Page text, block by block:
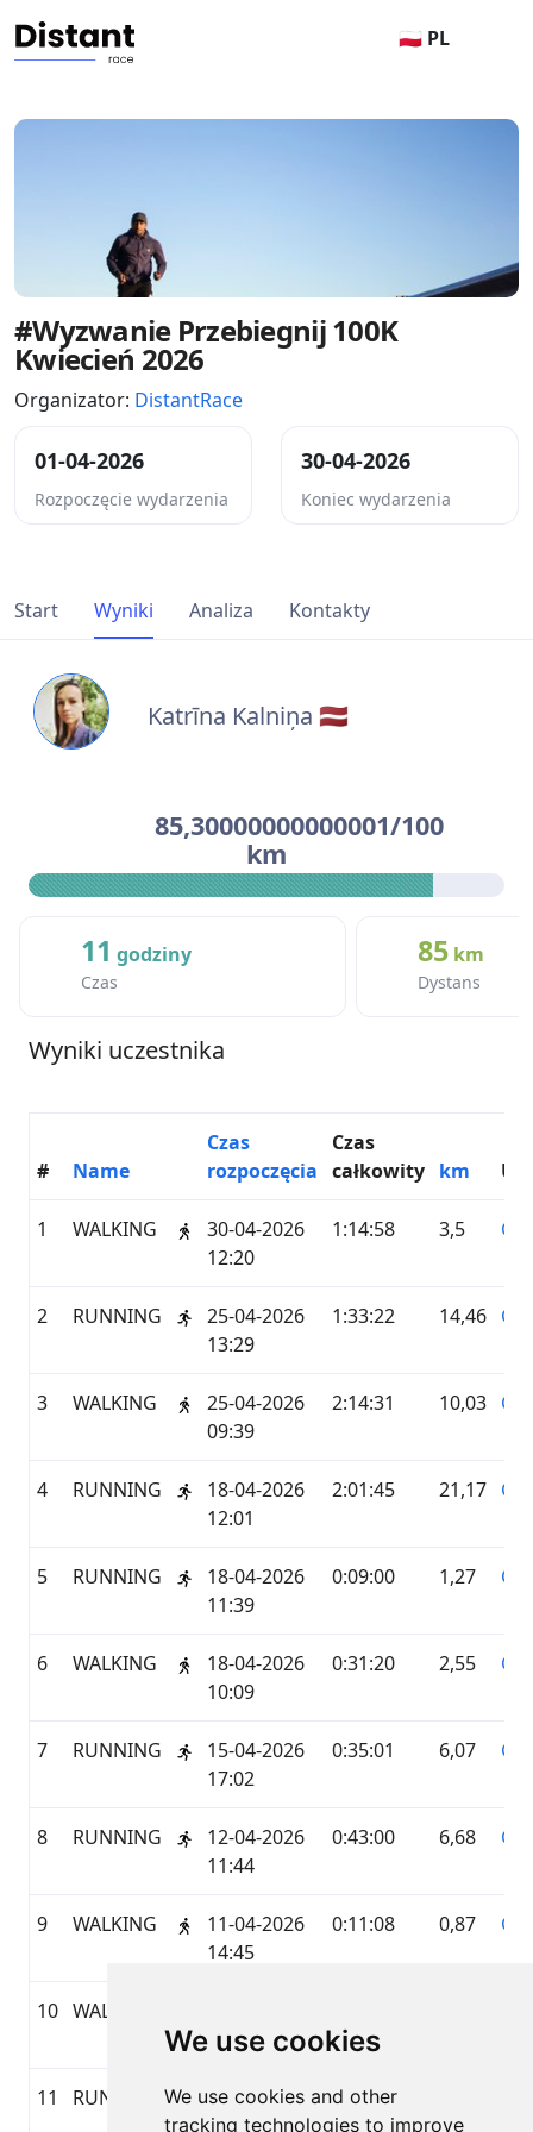
We use cookies
We use cookies and other
tracking technologies to improve
🇵🇱 PL
#Wyzwanie Przebiegnij 100K
Kwiecień 2026
Organizator: DistantRace
01-04-2026
Rozpoczęcie wydarzenia
30-04-2026
Koniec wydarzenia
Start Wyniki Analiza Kontakty
Katrīna Kalniņa 🇱🇻
85,30000000000001/100
km
11 godziny
Czas
85km
Dystans
Wyniki uczestnika
# Name
Czas
rozpoczęcia
Czas
całkowity km
1 WALKING
30-04-2026
12:20
1:14:58 3,5
2 RUNNING
25-04-2026
13:29
1:33:22 14,46
3 WALKING
25-04-2026
09:39
2:14:31 10,03
4 RUNNING
18-04-2026
12:01
2:01:45 21,17
5 RUNNING
18-04-2026
11:39
0:09:00 1,27
6 WALKING
18-04-2026
10:09
0:31:20 2,55
7 RUNNING
15-04-2026
17:02
0:35:01 6,07
8 RUNNING
12-04-2026
11:44
0:43:00 6,68
9 WALKING
11-04-2026
14:45
0:11:08 0,87
10 WALKING
10:12
11 RUNNING
10-04-2026
17:05
1:00:00